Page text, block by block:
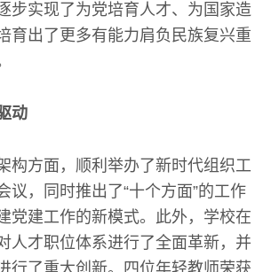
步实现了为党培育人才、为国家造
育出了更多有能力肩负民族复兴重
动
构方面，顺利举办了新时代组织工
议，同时推出了“十个方面”的工作
党建工作的新模式。此外，学校在
人才职位体系进行了全面革新，并